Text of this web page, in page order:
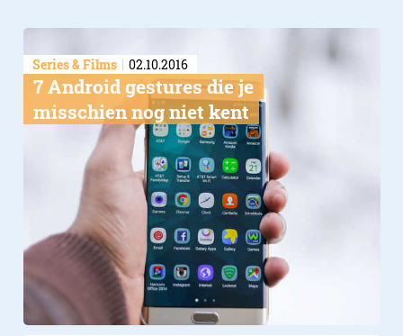
Series & Films 02.10.2016
7 Android gestures die je
misschien nog niet kent